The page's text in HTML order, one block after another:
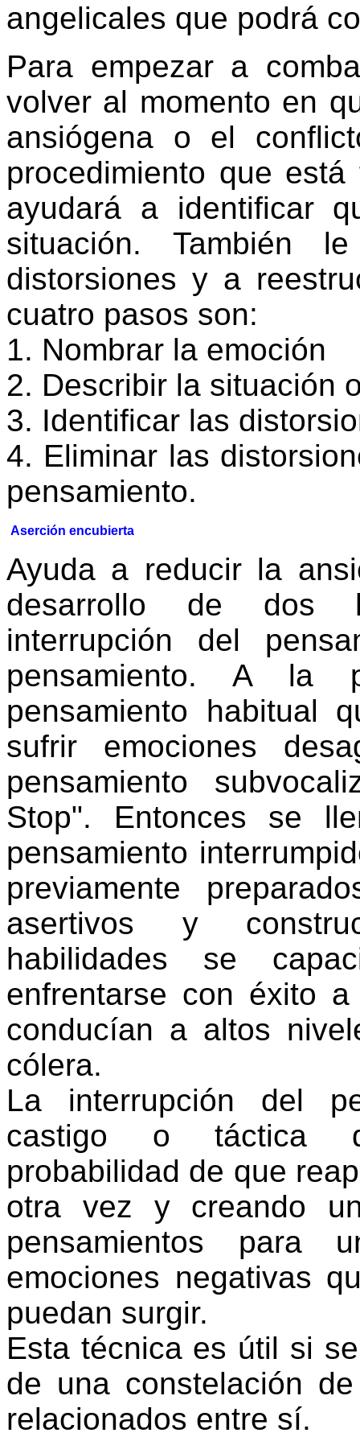
angelicales que podrá
Para empezar a
volver al momento en
ansiógena o el
procedimiento que
ayudará a identificar
situación. También
distorsiones y a
cuatro pasos son:
1. Nombrar la emoción
2. Describir la situación
3. Identificar las
4. Eliminar las
pensamiento.
Aserción encubierta
Ayuda a reducir la
desarrollo de dos
interrupción del
pensamiento. A la
pensamiento habitual
sufrir emociones
pensamiento
Stop". Entonces se
pensamiento
previamente
asertivos y
habilidades se
enfrentarse con éxito
conducían a altos
cólera.
La interrupción del
castigo o táctica
probabilidad de que
otra vez y creando
pensamientos para
emociones negativas
puedan surgir.
Esta técnica es útil si
de una constelación
relacionados entre sí.